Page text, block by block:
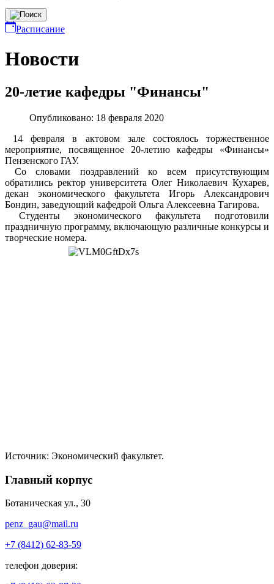
Расписание
Новости
20-летие кафедры "Финансы"
Опубликовано: 18 февраля 2020
14 февраля в актовом зале состоялось торжественное
мероприятие, посвященное 20-летию кафедры «Финансы»
Пензенского ГАУ.
Со словами поздравлений ко всем присутствующим
обратились ректор университета Олег Николаевич Кухарев,
декан экономического факультета Игорь Александрович
Бондин, заведующий кафедрой Ольга Алексеевна Тагирова.
Студенты экономического факультета подготовили
праздничную программу, включающую различные конкурсы и
творческие номера.
Источник: Экономический факультет.
Главный корпус
Ботаническая ул., 30
penz_gau@mail.ru
+7 (8412) 62-83-59
телефон доверия: